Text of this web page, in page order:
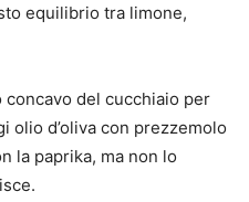
equilibrio tra limone,
del cucchiaio per
olio d’oliva con prezzemolo
la paprika, ma non lo